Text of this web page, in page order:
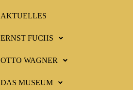
AKTUELLES
ERNST FUCHS
OTTO WAGNER
DAS MUSEUM